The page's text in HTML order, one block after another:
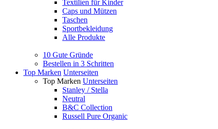
Textilien für Kinder
Caps und Mützen
Taschen
Sportbekleidung
Alle Produkte
10 Gute Gründe
Bestellen in 3 Schritten
Top Marken Unterseiten
Top Marken Unterseiten
Stanley / Stella
Neutral
B&C Collection
Russell Pure Organic